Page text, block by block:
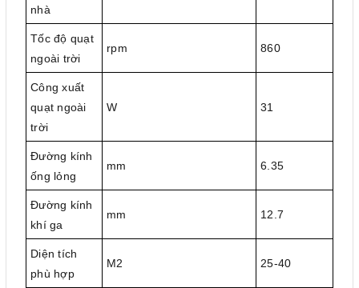
nhà
Tốc độ quạt
ngoài trời
rpm 860
Công xuất
quạt ngoài
trời
W 31
Đường kính
ống lỏng
mm 6.35
Đường kính
khí ga
mm 12.7
Diện tích
phù hợp
M2 25-40